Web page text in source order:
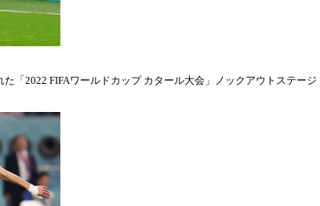
「2022 FIFAワールドカップ カタール大会」ノックアウトステージ